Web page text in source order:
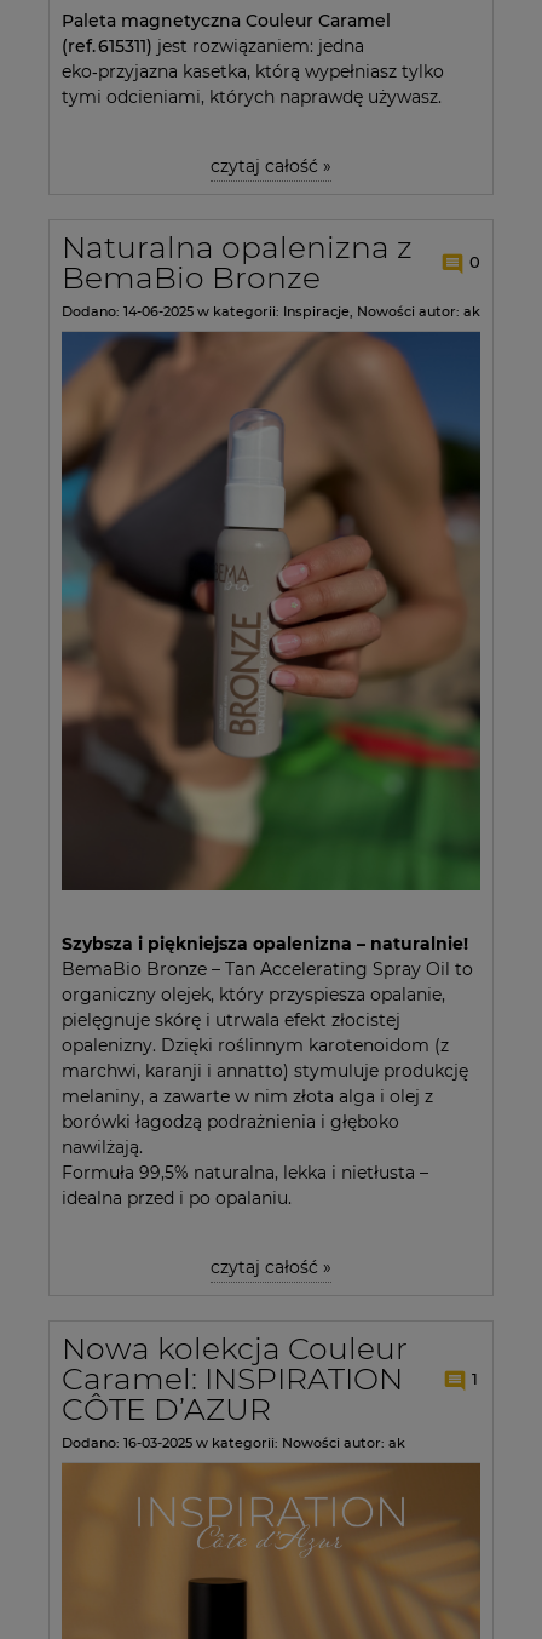
Paleta magnetyczna Couleur Caramel
(ref. 615311) jest rozwiązaniem: jedna
eko‑przyjazna kasetka, którą wypełniasz tylko
tymi odcieniami, których naprawdę używasz.
czytaj całość »
Naturalna opalenizna z
BemaBio Bronze
0
Dodano: 14-06-2025 w kategorii: Inspiracje, Nowości autor: ak
Szybsza i piękniejsza opalenizna – naturalnie!
BemaBio Bronze – Tan Accelerating Spray Oil to
organiczny olejek, który przyspiesza opalanie,
pielęgnuje skórę i utrwala efekt złocistej
opalenizny. Dzięki roślinnym karotenoidom (z
marchwi, karanji i annatto) stymuluje produkcję
melaniny, a zawarte w nim złota alga i olej z
borówki łagodzą podrażnienia i głęboko
nawilżają.
Formuła 99,5% naturalna, lekka i nietłusta –
idealna przed i po opalaniu.
czytaj całość »
Nowa kolekcja Couleur
Caramel: INSPIRATION
CÔTE D’AZUR
1
Dodano: 16-03-2025 w kategorii: Nowości autor: ak